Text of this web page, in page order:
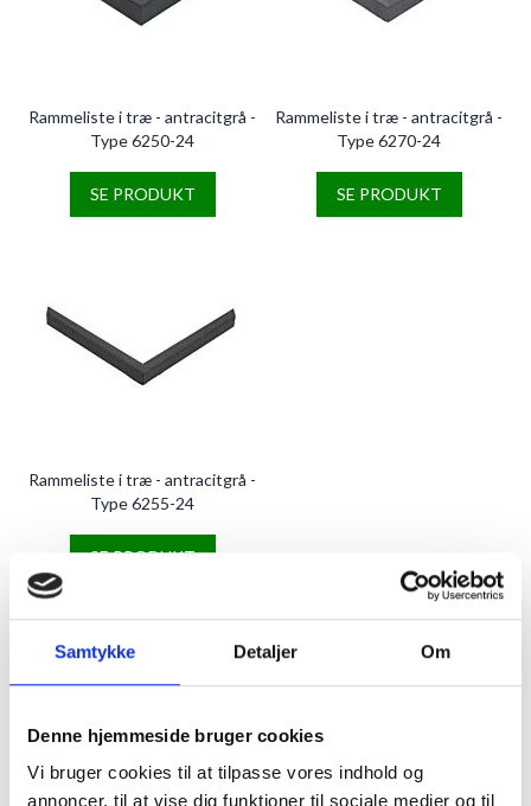
Samtykke Detaljer Om
Denne hjemmeside bruger cookies
Vi bruger cookies til at tilpasse vores indhold og
annoncer, til at vise dig funktioner til sociale medier og til
Rammeliste i træ - antracitgrå -
Type 6250-24
SE PRODUKT
Rammeliste i træ - antracitgrå -
Type 6270-24
SE PRODUKT
Rammeliste i træ - antracitgrå -
Type 6255-24
SE PRODUKT
varer
Plakatrammer